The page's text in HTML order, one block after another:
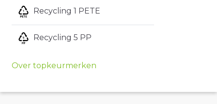
Recycling 1 PETE
Recycling 5 PP
Over topkeurmerken